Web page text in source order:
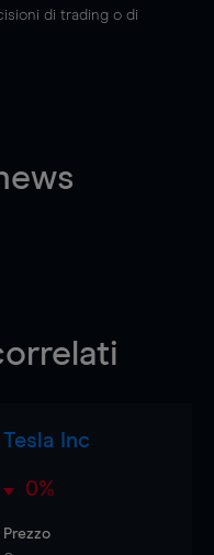
di trading o di
Tesla Inc
0%
Prezzo